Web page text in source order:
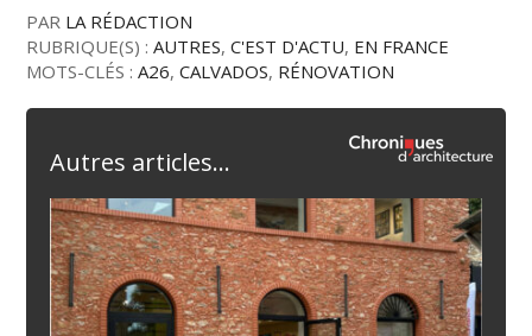
PAR LA RÉDACTION
RUBRIQUE(S) :AUTRES,C'EST D'ACTU, EN FRANCE
MOTS-CLÉS :A26,CALVADOS, RÉNOVATION
Autres articles...